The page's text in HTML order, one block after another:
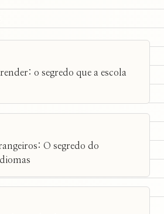
o segredo que a escola
O segredo do